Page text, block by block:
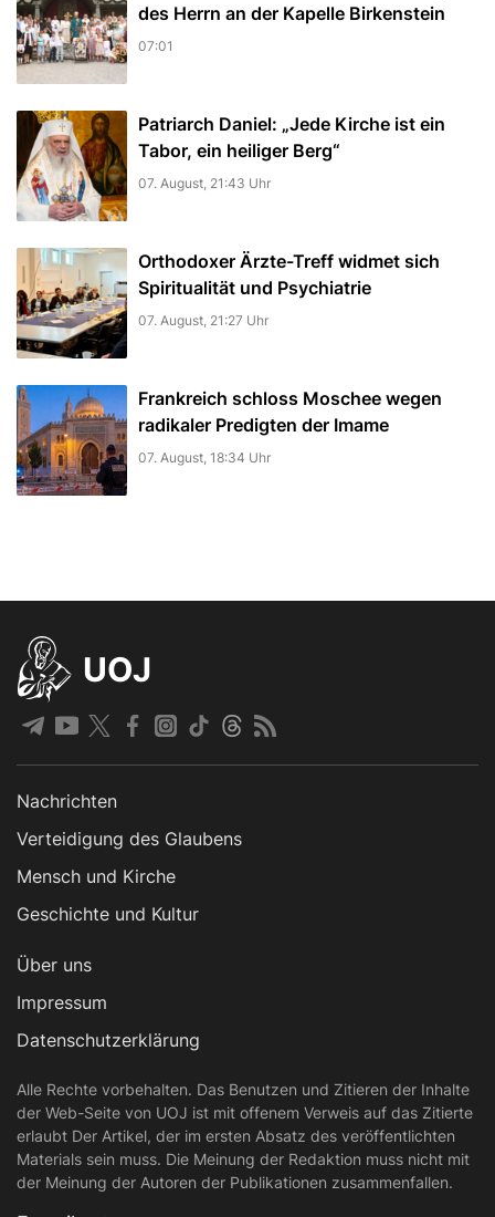
des Herrn an der Kapelle Birkenstein
07:01
Patriarch Daniel: „Jede Kirche ist ein
Tabor, ein heiliger Berg“
07. August, 21:43 Uhr
Orthodoxer Ärzte-Treff widmet sich
Spiritualität und Psychiatrie
07. August, 21:27 Uhr
Frankreich schloss Moschee wegen
radikaler Predigten der Imame
07. August, 18:34 Uhr
UOJ
Nachrichten
Verteidigung des Glaubens
Mensch und Kirche
Geschichte und Kultur
Über uns
Impressum
Datenschutzerklärung
Alle Rechte vorbehalten. Das Benutzen und Zitieren der Inhalte
der Web-Seite von UOJ ist mit offenem Verweis auf das Zitierte
erlaubt Der Artikel, der im ersten Absatz des veröffentlichten
Materials sein muss. Die Meinung der Redaktion muss nicht mit
der Meinung der Autoren der Publikationen zusammenfallen.